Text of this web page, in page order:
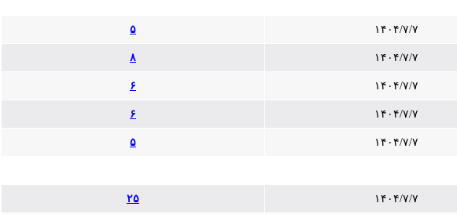
۱۴۰۴/۷/۷ ۵
۱۴۰۴/۷/۷ ۸
۱۴۰۴/۷/۷ ۶
۱۴۰۴/۷/۷ ۶
۱۴۰۴/۷/۷ ۵
۱۴۰۴/۷/۷ ۲۵